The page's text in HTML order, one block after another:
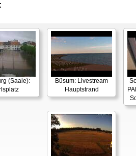
(Saale):
Büsum: Livestream
Hauptstrand